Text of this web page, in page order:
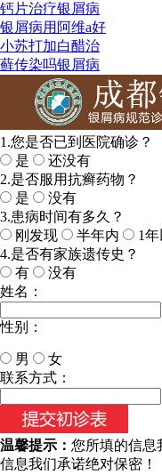
钙片治疗银屑病
银屑病用阿维a好
小苏打加白醋治
藓传染吗银屑病
1.您是否已到医院确诊？
是
还没有
2.是否服用抗癣药物？
是
没有
3.患病时间有多久？
刚发现
半年内
1
4.是否有家族遗传史？
有
没有
姓名：
性别：
男
女
今天日期：
联系方式：
温馨提示： 您所填的信息
信息我们承诺绝对保密！